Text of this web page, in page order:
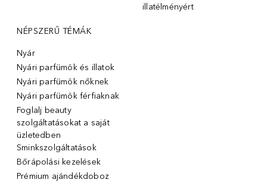
illatélményért
NÉPSZERŰ TÉMÁK
Nyár
Nyári parfümök és illatok
Nyári parfümök nőknek
Nyári parfümök férfiaknak
Foglalj beauty
szolgáltatásokat a saját
üzletedben
Sminkszolgáltatások
Bőrápolási kezelések
Prémium ajándékdoboz